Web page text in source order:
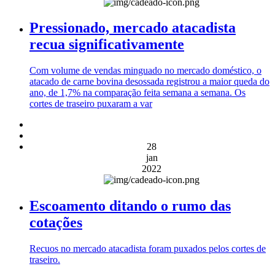
Pressionado, mercado atacadista
recua significativamente
Com volume de vendas minguado no mercado doméstico, o
atacado de carne bovina desossada registrou a maior queda do
ano, de 1,7% na comparação feita semana a semana. Os
cortes de traseiro puxaram a var
28
jan
2022
Escoamento ditando o rumo das
cotações
Recuos no mercado atacadista foram puxados pelos cortes de
traseiro.